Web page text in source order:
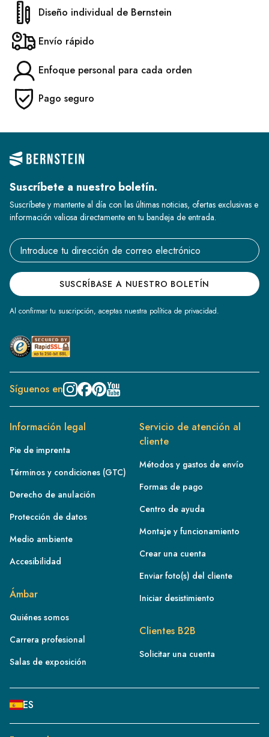
Diseño individual de Bernstein
Envío rápido
Enfoque personal para cada orden
Pago seguro
Suscríbete a nuestro boletín.
Suscríbete y mantente al día con las últimas noticias, ofertas exclusivas e
información valiosa directamente en tu bandeja de entrada.
Email address
SUSCRÍBASE A NUESTRO BOLETÍN
Al confirmar tu suscripción, aceptas nuestra política de privacidad.
Síguenos en
Información legal
Pie de imprenta
Términos y condiciones (GTC)
Derecho de anulación
Protección de datos
Medio ambiente
Accesibilidad
Ámbar
Quiénes somos
Carrera profesional
Salas de exposición
Servicio de atención al
cliente
Métodos y gastos de envío
Formas de pago
Centro de ayuda
Montaje y funcionamiento
Crear una cuenta
Enviar foto(s) del cliente
Iniciar desistimiento
Clientes B2B
Solicitar una cuenta
ES
IE
IT
NL
ES